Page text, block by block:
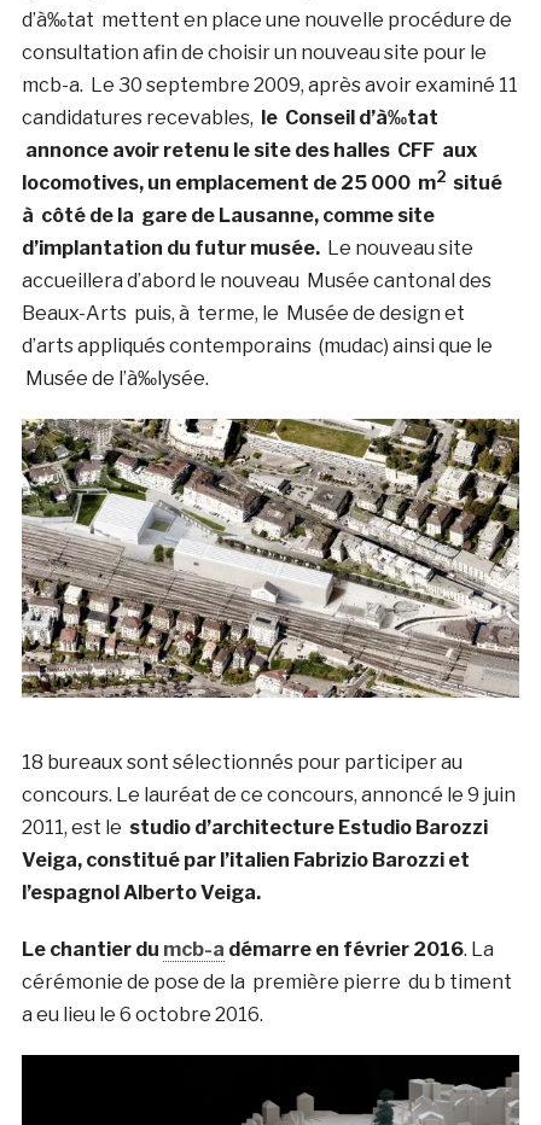
d’à‰tat mettent en place une nouvelle procédure de
consultation afin de choisir un nouveau site pour le
mcb-a. Le 30 septembre 2009, après avoir examiné 11
candidatures recevables, le Conseil d’à‰tat
annonce avoir retenu le site des halles CFF aux
locomotives, un emplacement de 25 000 m2situé
à côté de la gare de Lausanne, comme site
d’implantation du futur musée. Le nouveau site
accueillera d’abord le nouveau Musée cantonal des
Beaux-Arts puis, à terme, le Musée de design et
d’arts appliqués contemporains (mudac) ainsi que le
Musée de l’à‰lysée.
18 bureaux sont sélectionnés pour participer au
concours. Le lauréat de ce concours, annoncé le 9 juin
2011, est le studio d’architecture Estudio Barozzi
Veiga, constitué par l’italien Fabrizio Barozzi et
l’espagnol Alberto Veiga.
Le chantier du mcb-a démarre en février 2016. La
cérémonie de pose de la première pierre du b timent
a eu lieu le 6 octobre 2016.